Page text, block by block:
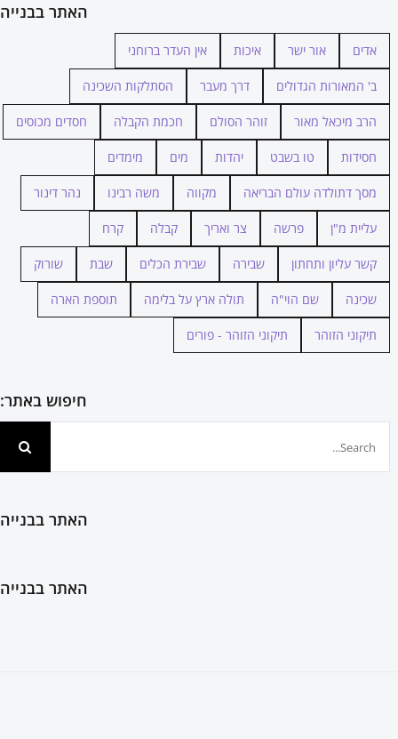
האתר בבנייה
אדים אור ישר איכות אין העדר ברוחני
ב' המאורות הגדולים דרך מעבר הסתלקות השכינה
הרב מיכאל מאור זוהר הסולם חכמת הקבלה חסדים מכוסים
חסידות טו בשבט יהדות מים מימדים
מסך דתולדה עולם הבריאה מקווה משה רבינו נהר דינור
עליית מ"ן פרשה צר ואריך קבלה קרח
קשר עליון ותחתון שבירה שבירת הכלים שבת שורוק
שכינה שם הוי"ה תולה ארץ על בלימה תוספת הארה
תיקוני הזוהר תיקוני הזוהר - פורים
חיפוש באתר:
האתר בבנייה
האתר בבנייה